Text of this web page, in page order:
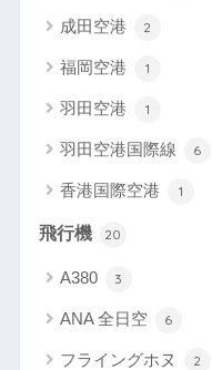
成田空港 2
福岡空港 1
羽田空港 1
羽田空港国際線 6
香港国際空港 1
飛行機 20
A380 3
ANA 全日空 6
フライングホヌ 2